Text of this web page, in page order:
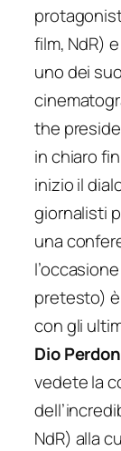
film, NdR)
uno dei
the
in chiaro
inizio il
giornalisti
una
pretesto)
con gli
Dio
vedete la
NdR) alla